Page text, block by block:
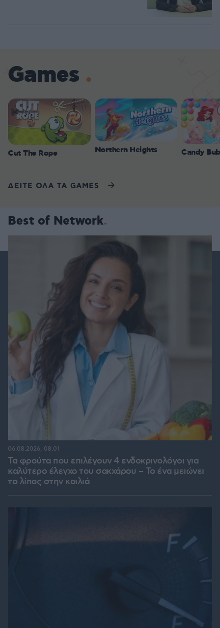
Games
Cut The Rope Northern Heights Candy
ΔΕΙΤΕ ΟΛΑ ΤΑ GAMES
Best of Network
Τα φρούτα που επιλέγουν 4 ενδοκρινολόγοι για
καλύτερο έλεγχο του σακχάρου – Το ένα μειώνει
το λίπος στην κοιλιά
06.08.2026, 08:01